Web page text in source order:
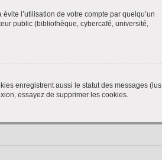
l’utilisation de votre compte par quelqu’un
public (bibliothèque, cybercafé, université,
enregistrent aussi le statut des messages (lus
essayez de supprimer les cookies.